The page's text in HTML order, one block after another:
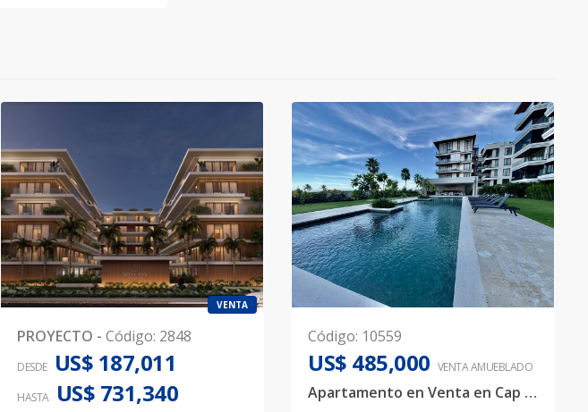
VENTA
PROYECTO - Código: 2848
DESDE US$ 187,011
HASTA US$ 731,340
Código: 10559
US$ 485,000 VENTA AMUEBLADO
Apartamento en Venta en Cap Cana, amueblado de Lujo.